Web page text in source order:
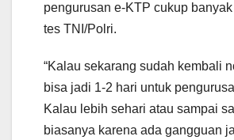
pengurusan e-KTP cukup
tes TNI/Polri.
“Kalau sekarang sudah kembali
bisa jadi 1-2 hari untuk
Kalau lebih sehari atau sampai
biasanya karena ada gangguan